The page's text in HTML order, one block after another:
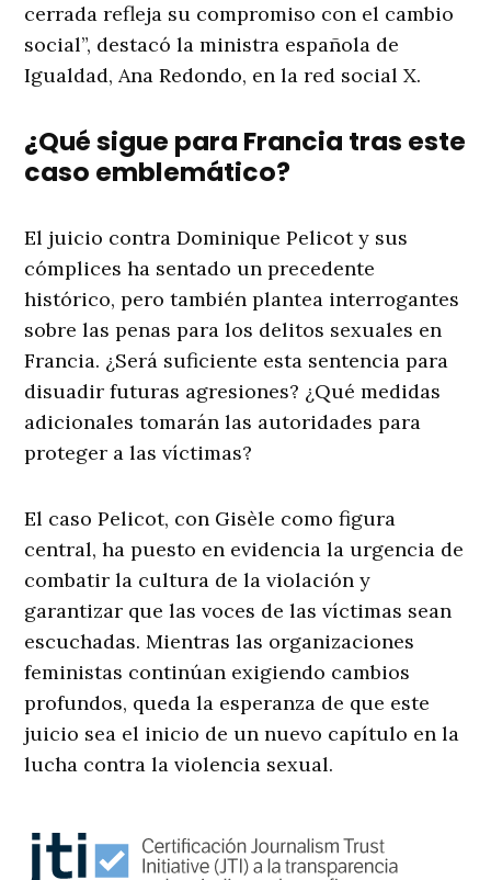
cerrada refleja su compromiso con el cambio
social”, destacó la ministra española de
Igualdad, Ana Redondo, en la red social X.
¿Qué sigue para Francia tras este
caso emblemático?
El juicio contra Dominique Pelicot y sus
cómplices ha sentado un precedente
histórico, pero también plantea interrogantes
sobre las penas para los delitos sexuales en
Francia. ¿Será suficiente esta sentencia para
disuadir futuras agresiones? ¿Qué medidas
adicionales tomarán las autoridades para
proteger a las víctimas?
El caso Pelicot, con Gisèle como figura
central, ha puesto en evidencia la urgencia de
combatir la cultura de la violación y
garantizar que las voces de las víctimas sean
escuchadas. Mientras las organizaciones
feministas continúan exigiendo cambios
profundos, queda la esperanza de que este
juicio sea el inicio de un nuevo capítulo en la
lucha contra la violencia sexual.